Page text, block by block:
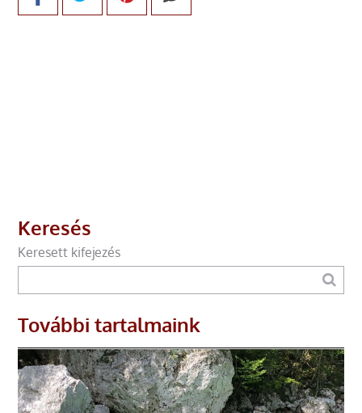
Keresés
Keresett kifejezés
További tartalmaink